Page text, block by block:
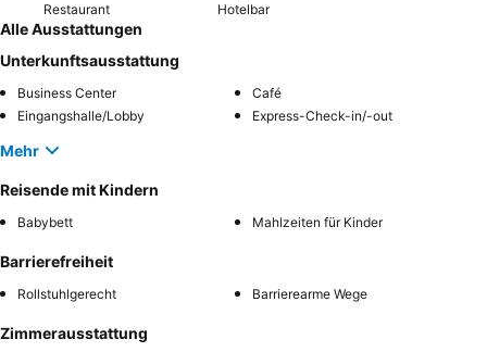
Restaurant Hotelbar
Alle Ausstattungen
Unterkunftsausstattung
Business Center
Café
Eingangshalle/Lobby
Express-Check-in/-out
Mehr
Reisende mit Kindern
Babybett Mahlzeiten für Kinder
Barrierefreiheit
Rollstuhlgerecht Barrierearme Wege
Zimmerausstattung